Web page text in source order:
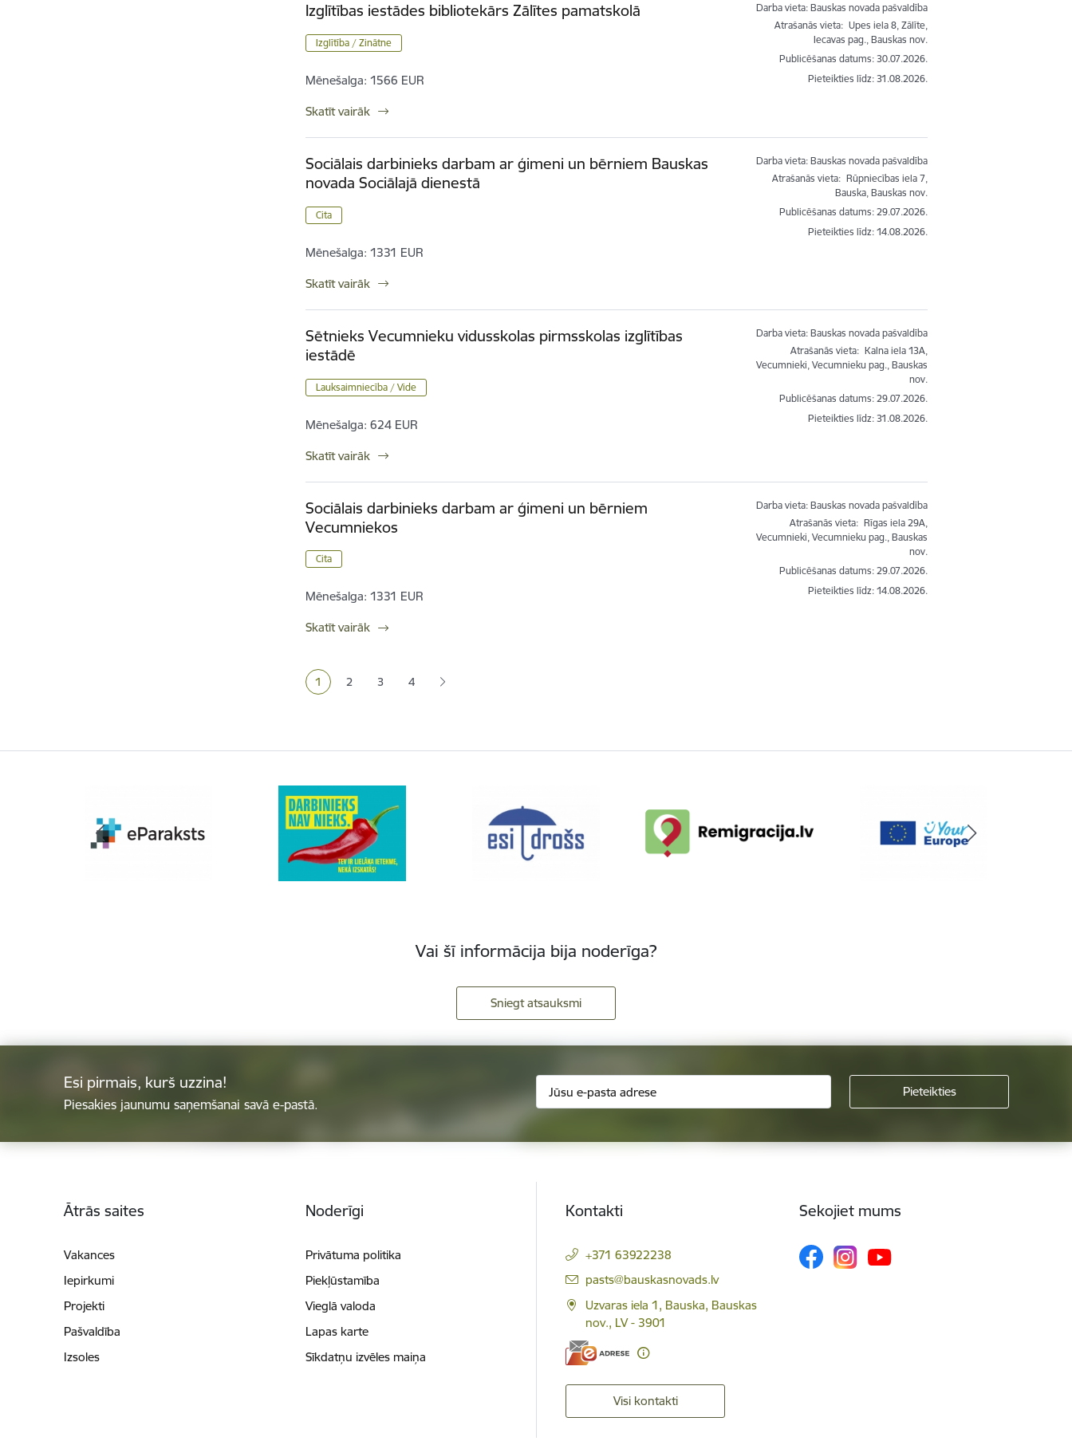
Izglītības iestādes bibliotekārs Zālītes pamatskolā
Izglītība / Zinātne
Mēnešalga: 1566 EUR
Skatīt vairāk
Darba vieta: Bauskas novada pašvaldība
Atrašanās vieta: Upes iela 8, Zālīte,
Iecavas pag., Bauskas nov.
Publicēšanas datums: 30.07.2026.
Pieteikties līdz:31.08.2026.
Sociālais darbinieks darbam ar ģimeni un bērniem Bauskas
novada Sociālajā dienestā
Cita
Mēnešalga: 1331 EUR
Skatīt vairāk
Darba vieta: Bauskas novada pašvaldība
Atrašanās vieta: Rūpniecības iela 7,
Bauska, Bauskas nov.
Publicēšanas datums: 29.07.2026.
Pieteikties līdz:14.08.2026.
Sētnieks Vecumnieku vidusskolas pirmsskolas izglītības
iestādē
Lauksaimniecība / Vide
Mēnešalga: 624 EUR
Skatīt vairāk
Darba vieta: Bauskas novada pašvaldība
Atrašanās vieta: Kalna iela 13A,
Vecumnieki, Vecumnieku pag., Bauskas
nov.
Publicēšanas datums: 29.07.2026.
Pieteikties līdz:31.08.2026.
Sociālais darbinieks darbam ar ģimeni un bērniem
Vecumniekos
Cita
Mēnešalga: 1331 EUR
Skatīt vairāk
Darba vieta: Bauskas novada pašvaldība
Atrašanās vieta: Rīgas iela 29A,
Vecumnieki, Vecumnieku pag., Bauskas
nov.
Publicēšanas datums: 29.07.2026.
Pieteikties līdz:14.08.2026.
Pašreizējā lapa
1 Lapa
2 Lapa
3 Lapa
4
Vai šī informācija bija noderīga?
Sniegt atsauksmi
Esi pirmais, kurš uzzina!
Piesakies jaunumu saņemšanai savā e-pastā.
Ātrās saites
Vakances
Iepirkumi
Projekti
Pašvaldība
Izsoles
Noderīgi
Privātuma politika
Piekļūstamība
Vieglā valoda
Lapas karte
Sīkdatņu izvēles maiņa
Kontakti
+371 63922238
E-pasts:
pasts@bauskasnovads.lv
Uzvaras iela 1, Bauska, Bauskas
nov., LV - 3901
Visi kontakti
Sekojiet mums